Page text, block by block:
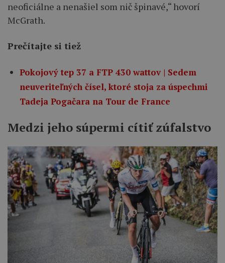
neoficiálne a nenašiel som nič špinavé,“ hovorí
McGrath.
Prečítajte si tiež
Pokojový tep 37 a FTP 430 wattov | Sedem
neuveriteľných čísel, ktoré stoja za úspechmi
Tadeja Pogačara na Tour de France
Medzi jeho súpermi cítiť zúfalstvo